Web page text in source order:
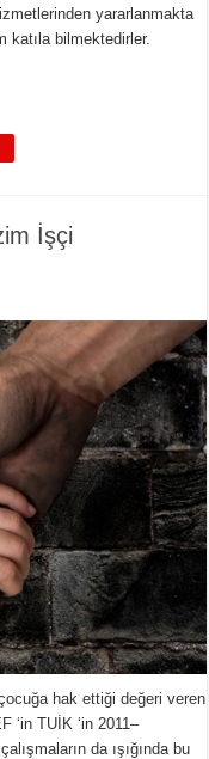
yararlanmakta
katıla bilmektedirler.
İşçi
hak ettiği değeri veren
‘in TUİK ‘in 2011–
da ışığında bu